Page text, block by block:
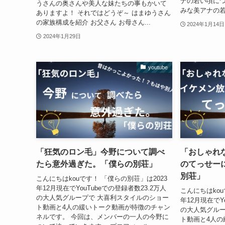
うさんの奥さんや美人な妹たちの事もかいて
ありますよ！ それではどうぞ～ はまゆうさん
の家族構成を紹介 お父さん お母さん...
2024年1月29日
みな美アナの
2024年1月14日
youtube
「狂気のロン毛」今野について調べ
たら意外過ぎた。「僕らの別荘」
こんにちはkouです！ 「僕らの別荘」は2023
年12月現在でYouTubeでの登録者数23.2万人
の大人気グループで 大喜利スタイルのショー
ト動画と4人の緩いトーク動画が特徴のチャン
ネルです。 今回は、メンバーの一人の今野に
「おしゃ
のてっせー
別荘」
こんにちは
年12月現在で
の大人気グル
ト動画と4人